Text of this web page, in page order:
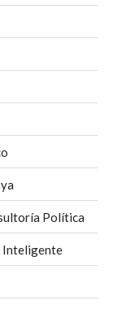
Política
Inteligente